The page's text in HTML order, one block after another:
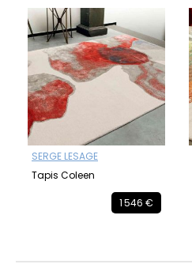
SERGE LESAGE
Tapis Coleen
1 546 €